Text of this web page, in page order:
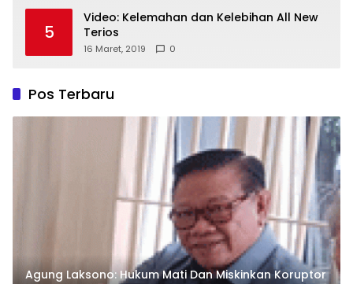
5
Video: Kelemahan dan Kelebihan All New
Terios
16 Maret, 2019 0
Pos Terbaru
Agung Laksono: Hukum Mati Dan Miskinkan Koruptor